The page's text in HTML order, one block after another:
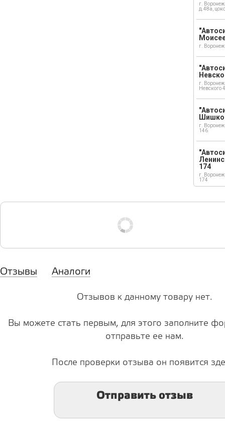
г.
д.48а,
г.
г.
Невского
г.
146
174
г.
174
Отзывы Аналоги
Отзывов к данному товару нет.
Вы можете стать первым, для этого заполните
отправьте ее нам.
После проверки отзыва он появится
Отправить отзыв